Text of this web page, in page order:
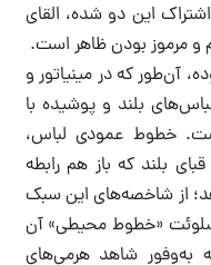
این دو شده، القای
و مرموز بودن ظاهر است.
آن‌طور که در مینیاتور و
بلند و پوشیده با
خطوط عمودی لباس،
بلند که باز هم رابطه
از شاخصه‌های این سبک
سلوئت «خطوط محیطی» آن
به‌وفور شاهد هرمی‌های